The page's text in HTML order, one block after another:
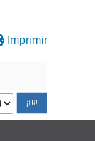
Imprimir